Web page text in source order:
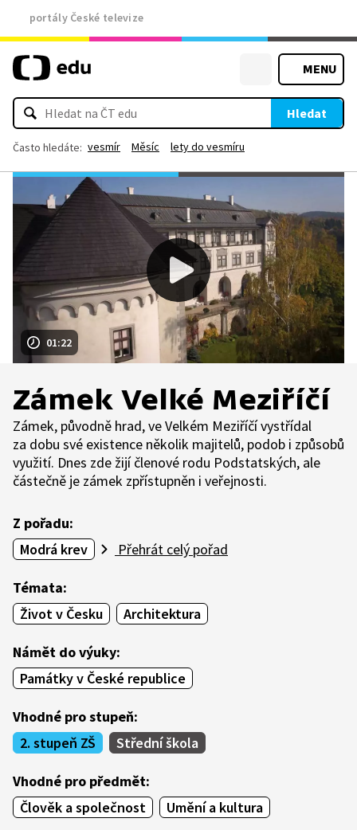
portály České televize
MENU
Hledat
Často hledáte: vesmír Měsíc lety do vesmíru
01:22
Zámek Velké Meziříčí
Zámek, původně hrad, ve Velkém Meziříčí vystřídal
za dobu své existence několik majitelů, podob i způsobů
využití. Dnes zde žijí členové rodu Podstatských, ale
částečně je zámek zpřístupněn i veřejnosti.
Z pořadu:
Modrá krev
Přehrát celý pořad
Témata:
Život v Česku
Architektura
Námět do výuky:
Památky v České republice
Vhodné pro stupeň:
2. stupeň ZŠ
Střední škola
Vhodné pro předmět:
Člověk a společnost
Umění a kultura